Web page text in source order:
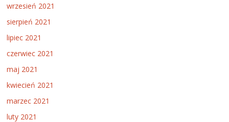
wrzesień 2021
sierpień 2021
lipiec 2021
czerwiec 2021
maj 2021
kwiecień 2021
marzec 2021
luty 2021